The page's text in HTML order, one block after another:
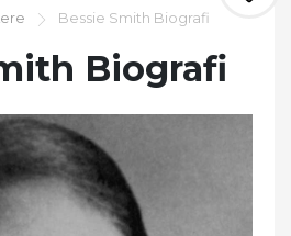
Bessie Smith Biografi
Biografi